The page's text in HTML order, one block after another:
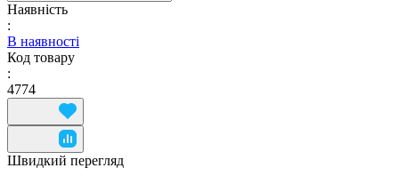
Наявність
:
В наявності
Код товару
:
4774
Швидкий перегляд